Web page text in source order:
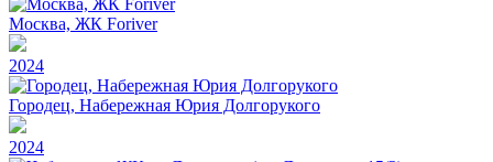
Москва, ЖК Foriver
2024
Городец, Набережная Юрия Долгорукого
2024